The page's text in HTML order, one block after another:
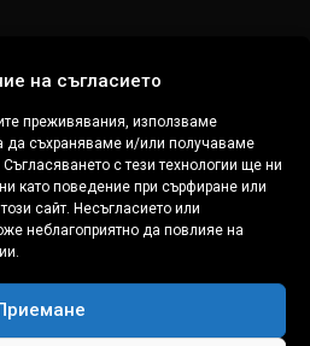
на съгласието
преживявания, използваме
да съхраняваме и/или получаваме
с тези технологии ще ни
като поведение при сърфиране или
сайт. Несъгласието или
неблагоприятно да повлияе на
тези практикуващи
работят по
протоколи, но
един
да се окаже, че не е
и зъби“ никога не